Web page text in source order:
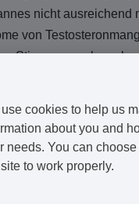
nicht ausreichend
von
kann zu
kann
cookies to help us
about you and
needs. You can
to work properly.